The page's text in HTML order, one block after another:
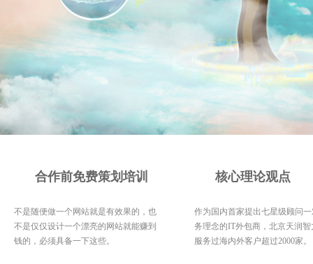
合作前免费策划培训
不是随便做一个网站就是有效果的，也
不是仅仅设计一个漂亮的网站就能赚到
钱的，必须具备一下这些。
核心理论观点
作为国内首家提出七星级顾问
务理念的IT外包商，北京天润智
服务过海内外客户超过2000家。